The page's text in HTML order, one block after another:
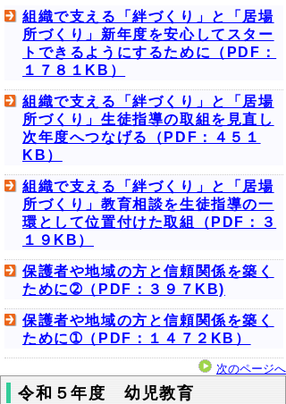
組織で支える「絆づくり」と「居場
所づくり」新年度を安心してスター
トできるようにするために（PDF：
１７８１KB）
組織で支える「絆づくり」と「居場
所づくり」生徒指導の取組を見直し
次年度へつなげる（PDF：４５１
KB）
組織で支える「絆づくり」と「居場
所づくり」教育相談を生徒指導の一
環として位置付けた取組（PDF：３
１９KB）
保護者や地域の方と信頼関係を築く
ために➁（PDF：３９７KB)
保護者や地域の方と信頼関係を築く
ために➀（PDF：１４７２KB）
次のページへ
令和５年度 幼児教育